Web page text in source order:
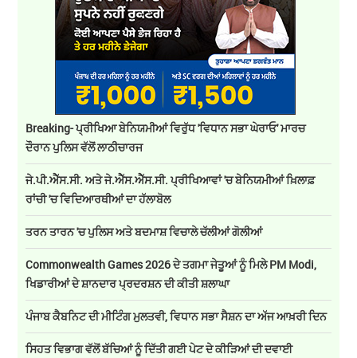
Breaking- ਪ੍ਰੀਖਿਆ ਬੇਨਿਯਮੀਆਂ ਵਿਰੁੱਧ 'ਵਿਧਾਨ ਸਭਾ ਘੇਰਾਓ' ਮਾਰਚ
ਦੌਰਾਨ ਪੁਲਿਸ ਵੱਲੋਂ ਲਾਠੀਚਾਰਜ
ਜੇ.ਪੀ.ਐੱਸ.ਸੀ. ਅਤੇ ਜੇ.ਐੱਸ.ਐੱਸ.ਸੀ. ਪ੍ਰੀਖਿਆਵਾਂ 'ਚ ਬੇਨਿਯਮੀਆਂ ਖ਼ਿਲਾਫ਼
ਰਾਂਚੀ 'ਚ ਵਿਦਿਆਰਥੀਆਂ ਦਾ ਹੱਲਾਬੋਲ
ਤਰਨ ਤਾਰਨ 'ਚ ਪੁਲਿਸ ਅਤੇ ਬਦਮਾਸ਼ ਵਿਚਾਲੇ ਚੱਲੀਆਂ ਗੋਲੀਆਂ
Commonwealth Games 2026 ਦੇ ਤਗਮਾ ਜੇਤੂਆਂ ਨੂੰ ਮਿਲੇ PM Modi,
ਖਿਡਾਰੀਆਂ ਦੇ ਸ਼ਾਨਦਾਰ ਪ੍ਰਦਰਸ਼ਨ ਦੀ ਕੀਤੀ ਸ਼ਲਾਘਾ
ਪੰਜਾਬ ਕੈਬਨਿਟ ਦੀ ਮੀਟਿੰਗ ਮੁਲਤਵੀ, ਵਿਧਾਨ ਸਭਾ ਸੈਸ਼ਨ ਦਾ ਅੱਜ ਆਖ਼ਰੀ ਦਿਨ
ਸਿਹਤ ਵਿਭਾਗ ਵੱਲੋਂ ਬੱਚਿਆਂ ਨੂੰ ਦਿੱਤੀ ਗਈ ਪੇਟ ਦੇ ਕੀੜਿਆਂ ਦੀ ਦਵਾਈ